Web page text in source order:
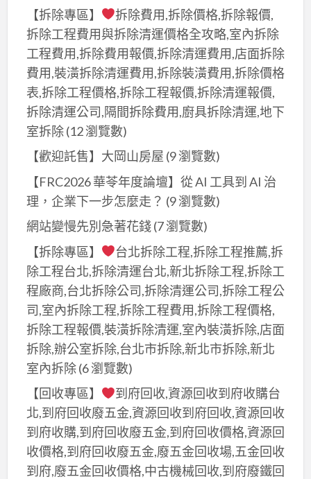
【拆除專區】
拆除費用,拆除價格,拆除報價,
拆除工程費用與拆除清運價格全攻略,室內拆除
工程費用,拆除費用報價,拆除清運費用,店面拆除
費用,裝潢拆除清運費用,拆除裝潢費用,拆除價格
表,拆除工程價格,拆除工程報價,拆除清運報價,
拆除清運公司,隔間拆除費用,廚具拆除清運,地下
室拆除(12 瀏覽數)
【歡迎託售】大岡山房屋 (9 瀏覽數)
【FRC2026 華苓年度論壇】從 AI 工具到 AI 治
理，企業下一步怎麼走？ (9 瀏覽數)
網站變慢先別急著花錢(7 瀏覽數)
【拆除專區】
台北拆除工程,拆除工程推薦,拆
除工程台北,拆除清運台北,新北拆除工程,拆除工
程廠商,台北拆除公司,拆除清運公司,拆除工程公
司,室內拆除工程,拆除工程費用,拆除工程價格,
拆除工程報價,裝潢拆除清運,室內裝潢拆除,店面
拆除,辦公室拆除,台北市拆除,新北市拆除,新北
室內拆除(6 瀏覽數)
【回收專區】
到府回收,資源回收到府收購台
北,到府回收廢五金,資源回收到府回收,資源回收
到府收購,到府回收廢五金,到府回收價格,資源回
收價格,到府回收廢五金,廢五金回收場,五金回收
到府,廢五金回收價格,中古機械回收,到府廢鐵回